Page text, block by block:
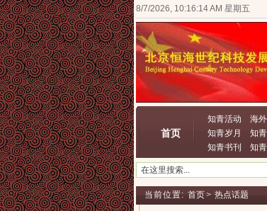
8/7/2026, 10:16:14 AM 星期五
首页
知青活动 海
知青岁月
知
知青书刊
知
当前位置: 首页> 热点话题